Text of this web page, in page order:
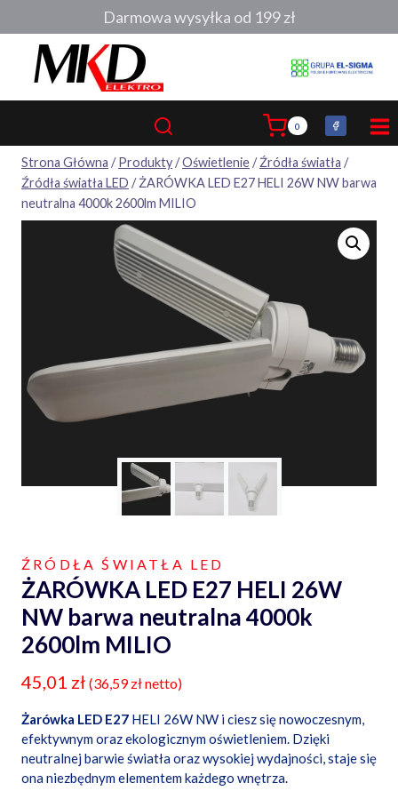
do
0
Strona Główna / Produkty/Oświetlenie/ Źródła światła /
Źródła światła LED / ŻARÓWKA LED E27 HELI 26W NW barwa
neutralna 4000k 2600lm MILIO
ŹRÓDŁA ŚWIATŁA LED
ŻARÓWKA LED E27 HELI 26W
NW barwa neutralna 4000k
2600lm MILIO
45,01 zł (36,59złnetto)
Żarówka LED E27 HELI 26W NW i ciesz się nowoczesnym,
efektywnym oraz ekologicznym oświetleniem. Dzięki
neutralnej barwie światła oraz wysokiej wydajności, staje się
ona niezbędnym elementem każdego wnętrza.
Darmowa wysyłka od 199 zł